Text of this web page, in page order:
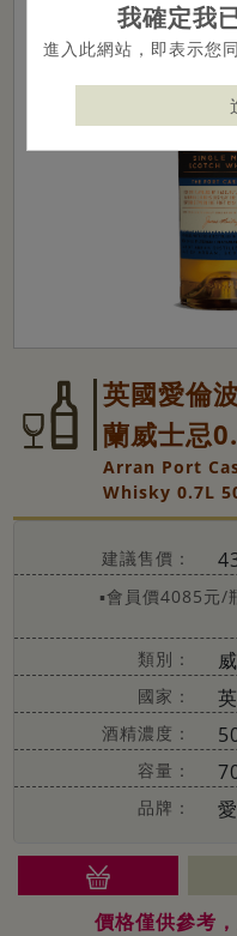
我確定我
進入此網站，即表示您
英國愛倫
蘭威士忌
Arran Port
Whisky 0.7L
建議售價：
▪會員價4085元/
類別：
國家：
酒精濃度：
容量：
品牌：
價格僅供參考